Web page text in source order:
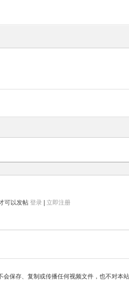
可以发帖 登录 立即注册
保存、复制或传播任何视频文件，也不对